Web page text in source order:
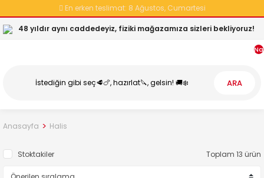
En erken teslimat: 8 Ağustos, Cumartesi
48 yıldır aynı caddedeyiz, fiziki mağazamıza sizleri bekliyoruz!
ARA
Anasayfa Halis
Stoktakiler Toplam 13 ürün